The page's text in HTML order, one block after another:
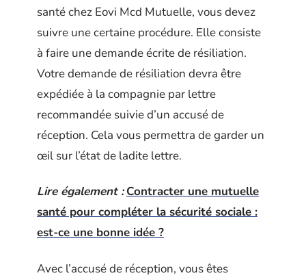
santé chez Eovi Mcd Mutuelle, vous devez
suivre une certaine procédure. Elle consiste
à faire une demande écrite de résiliation.
Votre demande de résiliation devra être
expédiée à la compagnie par lettre
recommandée suivie d’un accusé de
réception. Cela vous permettra de garder un
œil sur l’état de ladite lettre.
Lire également : Contracter une mutuelle
santé pour compléter la sécurité sociale :
est-ce une bonne idée ?
Avec l’accusé de réception, vous êtes